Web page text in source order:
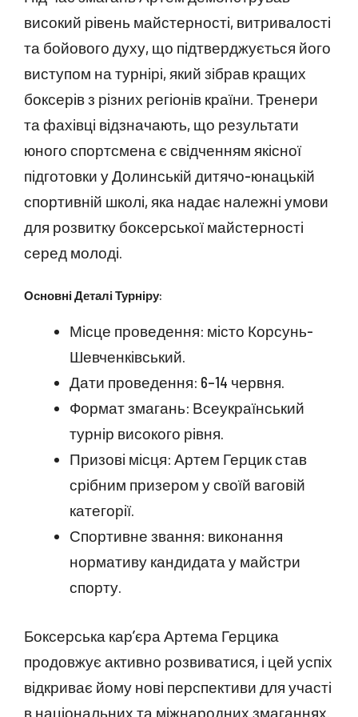
високий рівень майстерності, витривалості
та бойового духу, що підтверджується його
виступом на турнірі, який зібрав кращих
боксерів з різних регіонів країни. Тренери
та фахівці відзначають, що результати
юного спортсмена є свідченням якісної
підготовки у Долинській дитячо-юнацькій
спортивній школі, яка надає належні умови
для розвитку боксерської майстерності
серед молоді.
Основні Деталі Турніру:
Місце проведення: місто Корсунь-
Шевченківський.
Дати проведення: 6–14 червня.
Формат змагань: Всеукраїнський
турнір високого рівня.
Призові місця: Артем Герцик став
срібним призером у своїй ваговій
категорії.
Спортивне звання: виконання
нормативу кандидата у майстри
спорту.
Боксерська кар’єра Артема Герцика
продовжує активно розвиватися, і цей успіх
відкриває йому нові перспективи для участі
в національних та міжнародних змаганнях.